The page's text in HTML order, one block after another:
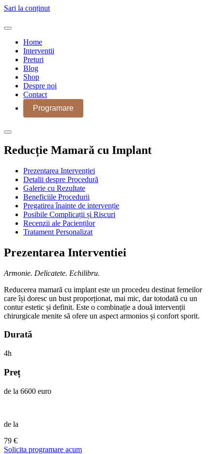
Sari la conținut
Home
Interventii
Preturi
Blog
Shop
Despre noi
Contact
Programare
Reducție Mamară cu Implant
Prezentarea Intervenției
Detalii despre Procedură
Galerie cu Rezultate
Beneficiile Procedurii
Pregatirea înainte de intervenție
Posibile Complicații și Riscuri
Recenzii ale Pacienților
Tratament Personalizat
Prezentarea Interventiei
Armonie. Delicatete. Echilibru.
Reducerea mamară cu implant este un procedeu destinat femeilor
care își doresc un bust proporționat, mai mic, dar totodată cu un
contur estetic și definit. Este o combinație a două intervenții
chirurgicale menite să ofere un aspect armonios și confort sporit.
Durată
4h
Preț
de la 6600 euro
de la
79 €
Solicita programare acum